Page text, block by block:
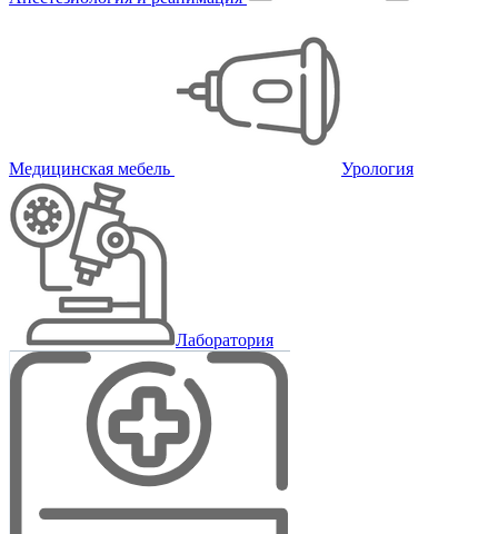
Медицинская мебель Урология
Лаборатория